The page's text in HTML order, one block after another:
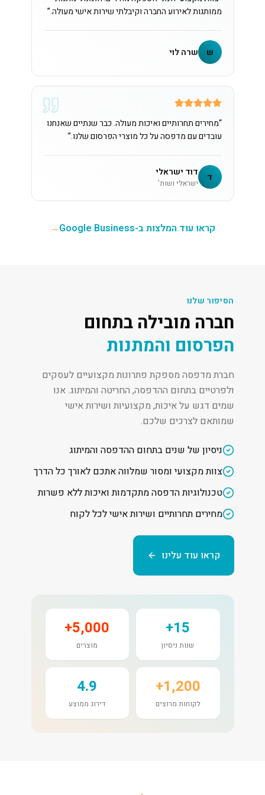
ממותגות לאירוע החברה וקיבלתי שירות אישי מעולה.”
ש שרה לוי
“מחירים תחרותיים ואיכות מעולה. כבר שנתיים שאנחנו
עובדים עם מדפסה על כל מוצרי הפרסום שלנו.”
ד דוד ישראלי
ישראלי ושות'
קראו עוד המלצות ב-Google Business →
הסיפור שלנו
חברה מובילה בתחום
הפרסום והמתנות
חברת מדפסה מספקת פתרונות מקצועיים לעסקים
ולפרטיים בתחום ההדפסה, החריטה והמיתוג. אנו
שמים דגש על איכות, מקצועיות ושירות אישי
שמותאם לצרכים שלכם.
ניסיון של שנים בתחום ההדפסה והמיתוג
צוות מקצועי ומסור שמלווה אתכם לאורך כל הדרך
טכנולוגיות הדפסה מתקדמות ואיכות ללא פשרות
מחירים תחרותיים ושירות אישי לכל לקוח
קראו עוד עלינו
15+
שנות ניסיון
5,000+
מוצרים
1,200+
לקוחות מרוצים
4.9
דירוג ממוצע